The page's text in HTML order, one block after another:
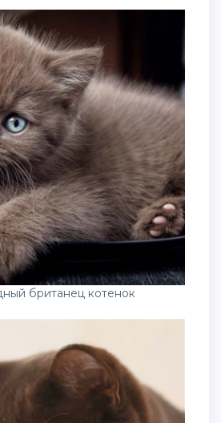
британец котенок